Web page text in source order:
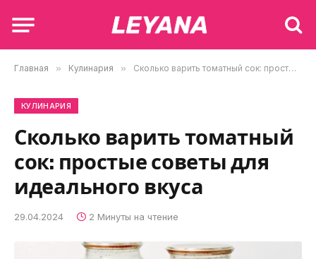
Главная » Кулинария » Сколько варить томатный сок: простые советы для идеального вкуса
КУЛИНАРИЯ
Сколько варить томатный
сок: простые советы для
идеального вкуса
29.04.2024 2 Минуты на чтение